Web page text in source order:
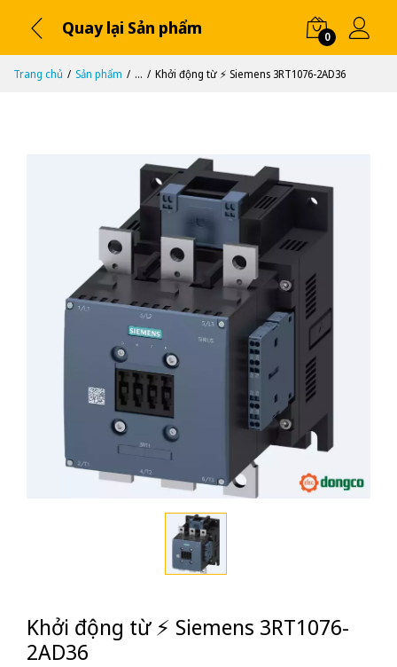
Quay lại Sản phẩm 0
Trang chủ Sản phẩm ... Khởi động từ ⚡️ Siemens 3RT1076-2AD36
Khởi động từ ⚡️ Siemens 3RT1076-
2AD36